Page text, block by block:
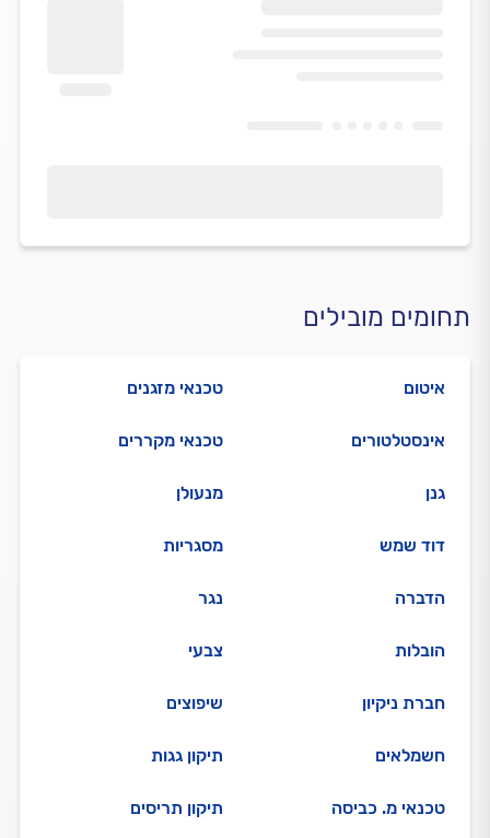
תחומים מובילים
איטום
אינסטלטורים
גנן
דוד שמש
הדברה
הובלות
חברת ניקיון
חשמלאים
טכנאי מ. כביסה
טכנאי מזגנים
טכנאי מקררים
מנעולן
מסגריות
נגר
צבעי
שיפוצים
תיקון גגות
תיקון תריסים